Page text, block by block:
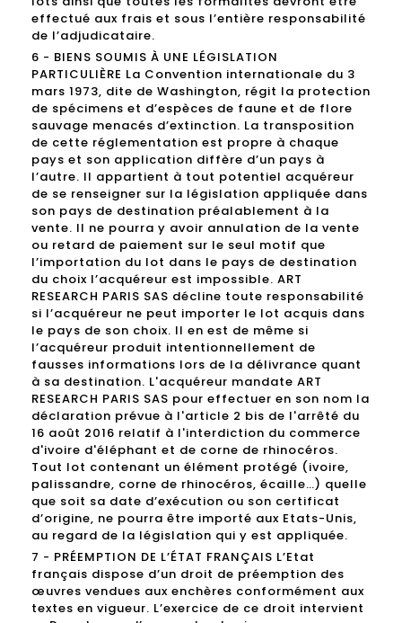
effectué aux frais et sous l’entière responsabilité
de l’adjudicataire.
6 - BIENS SOUMIS À UNE LÉGISLATION
PARTICULIÈRE La Convention internationale du 3
mars 1973, dite de Washington, régit la protection
de spécimens et d’espèces de faune et de flore
sauvage menacés d’extinction. La transposition
de cette réglementation est propre à chaque
pays et son application diffère d’un pays à
l’autre. Il appartient à tout potentiel acquéreur
de se renseigner sur la législation appliquée dans
son pays de destination préalablement à la
vente. Il ne pourra y avoir annulation de la vente
ou retard de paiement sur le seul motif que
l’importation du lot dans le pays de destination
du choix l’acquéreur est impossible. ART
RESEARCH PARIS SAS décline toute responsabilité
si l’acquéreur ne peut importer le lot acquis dans
le pays de son choix. Il en est de même si
l’acquéreur produit intentionnellement de
fausses informations lors de la délivrance quant
à sa destination. L'acquéreur mandate ART
RESEARCH PARIS SAS pour effectuer en son nom la
déclaration prévue à l'article 2 bis de l'arrêté du
16 août 2016 relatif à l'interdiction du commerce
d'ivoire d'éléphant et de corne de rhinocéros.
Tout lot contenant un élément protégé (ivoire,
palissandre, corne de rhinocéros, écaille…) quelle
que soit sa date d’exécution ou son certificat
d’origine, ne pourra être importé aux Etats-Unis,
au regard de la législation qui y est appliquée.
7 - PRÉEMPTION DE L’ÉTAT FRANÇAIS L’Etat
français dispose d’un droit de préemption des
œuvres vendues aux enchères conformément aux
textes en vigueur. L’exercice de ce droit intervient